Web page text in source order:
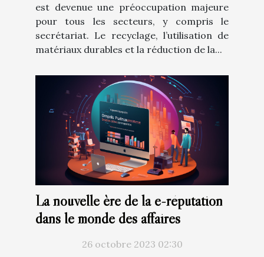
est devenue une préoccupation majeure
pour tous les secteurs, y compris le
secrétariat. Le recyclage, l’utilisation de
matériaux durables et la réduction de la...
La nouvelle ère de la e-réputation
dans le monde des affaires
26 octobre 2023 02:30